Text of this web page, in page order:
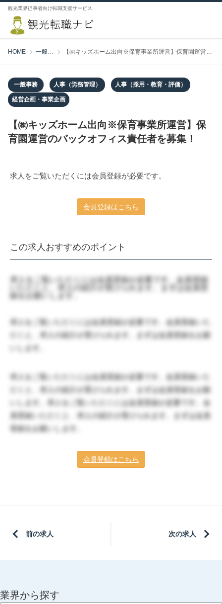
観光業界従事者向け転職支援サービス
HOME 一般事務 【㈱キッズホーム出向※保育事業所運営】保育園運営のバックオフィス責任者を募集！
一般事務 人事（労務管理） 人事（採用・教育・評価）
経営企画・事業企画
【㈱キッズホーム出向※保育事業所運営】保
育園運営のバックオフィス責任者を募集！
求人をご覧いただくには会員登録が必要です。
会員登録はこちら
この求人おすすめのポイント
求人をご覧いただくには会員登録が必要です。会員登録
録をお願いします。
求人をご覧いただくには会員登録が必要です。会員登録いた
だくと、求人の紹介が受けられます。まずは会員登録をお願
いします。
求人をご覧いただくには会員登録が必要です。会員登録いた
だくと、求人の紹介が受けられます。まずは会員登録をお願
いします。求人をご覧いただくには会員登録が必要です。会
員登録いただくと、求人の紹介が受けられます。まずは会員
登録をお願いします。
会員登録はこちら
前の求人 次の求人
業界から探す